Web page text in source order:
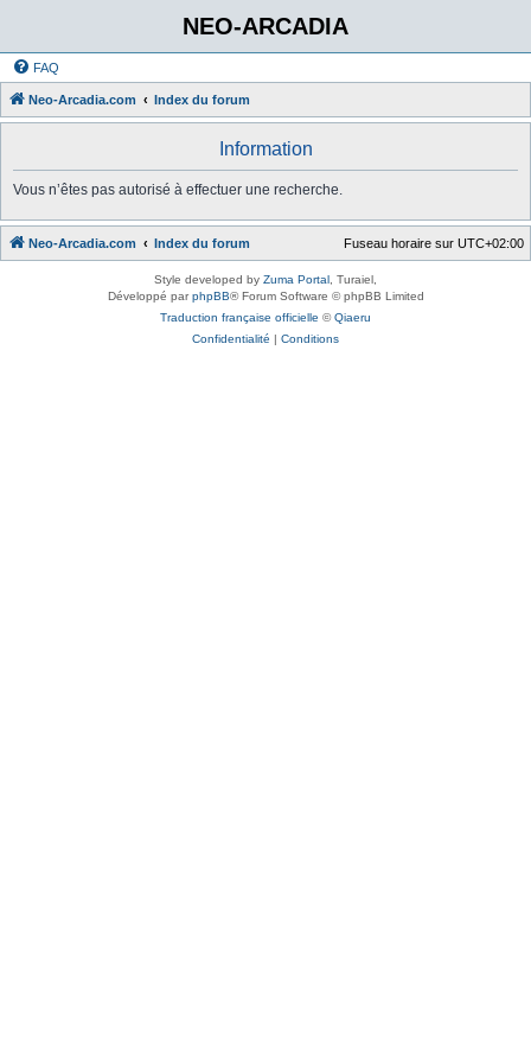
NEO-ARCADIA
FAQ
Neo-Arcadia.com Index du forum
Information
Vous n’êtes pas autorisé à effectuer une recherche.
Neo-Arcadia.com Index du forum Fuseau horaire sur UTC+02:00
Style developed by Zuma Portal , Turaiel,
Développé parphpBB® Forum Software © phpBB Limited
Traduction française officielle ©Qiaeru
Confidentialité | Conditions